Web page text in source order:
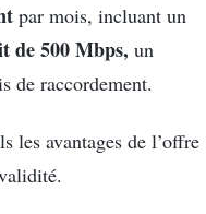
par mois, incluant un
de 500 Mbps, un
de raccordement.
les avantages de l’offre